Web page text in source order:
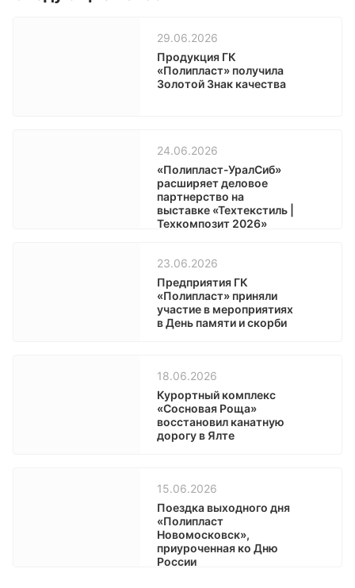
29.06.2026
Продукция ГК
«Полипласт» получила
Золотой Знак качества
24.06.2026
«Полипласт-УралСиб»
расширяет деловое
партнерство на
выставке «Техтекстиль |
Техкомпозит 2026»
23.06.2026
Предприятия ГК
«Полипласт» приняли
участие в мероприятиях
в День памяти и скорби
18.06.2026
Курортный комплекс
«Сосновая Роща»
восстановил канатную
дорогу в Ялте
15.06.2026
Поездка выходного дня
«Полипласт
Новомосковск»,
приуроченная ко Дню
России